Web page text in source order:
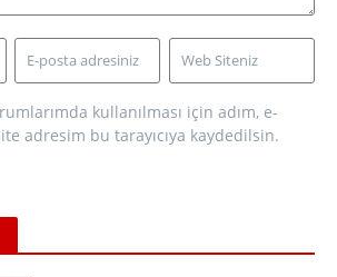
kullanılması için adım, e-
adresim bu tarayıcıya kaydedilsin.